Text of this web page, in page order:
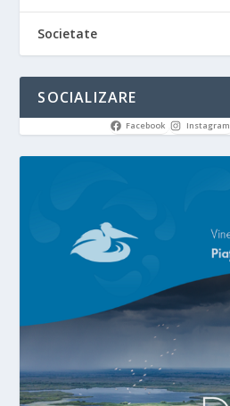
Societate
SOCIALIZARE
Facebook Instagram